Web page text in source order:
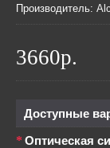
Производитель:
3660р.
Доступные
Оптическая